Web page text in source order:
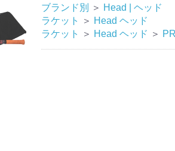
ブランド別
＞ Head | ヘッド
ラケット
＞ Head ヘッド
ラケット
＞ Head ヘッド ＞